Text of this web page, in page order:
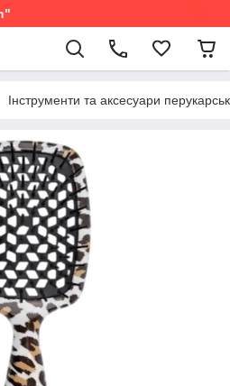
Інструменти та аксесуари